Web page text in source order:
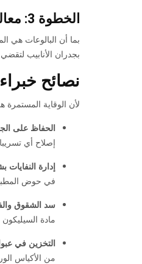
الخطوة 3: معالجة خطوط الصرف
بما أن البالوعات هي
بجدران الأنابيب
نصائح
لأن الوقاية
الحفاظ على
إصلاح أي
إدارة
في حوض
سد الشقوق
مادة
التخزين في
من الأكياس